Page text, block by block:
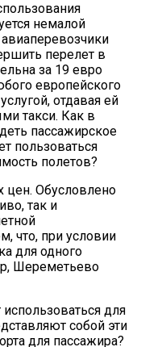
немалой
перелет в
за 19 евро
европейского
отдавая ей
такси. Как в
пассажирское
пользоваться
полетов?
цен. Обусловлено
так и
что, при условии
для одного
Шереметьево
для
собой эти
для пассажира?